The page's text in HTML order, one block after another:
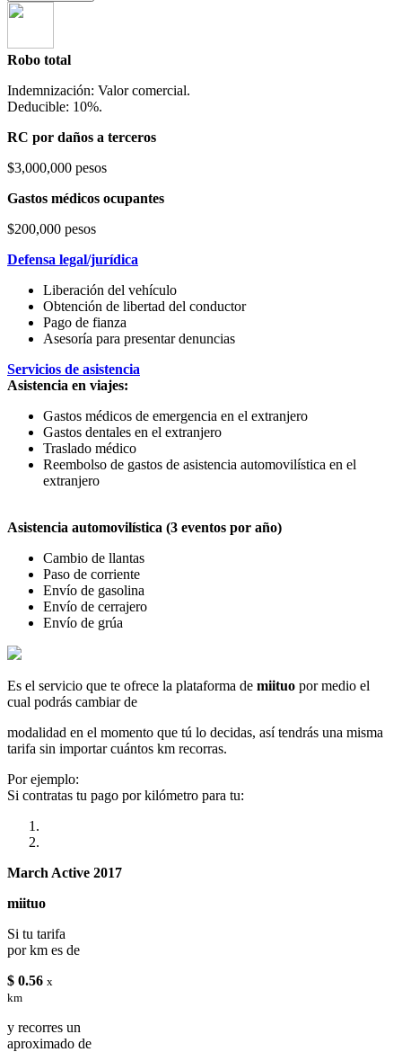
Robo total
Indemnización: Valor comercial.
Deducible: 10%.
RC por daños a terceros
$3,000,000 pesos
Gastos médicos ocupantes
$200,000 pesos
Defensa legal/jurídica
Liberación del vehículo
Obtención de libertad del conductor
Pago de fianza
Asesoría para presentar denuncias
Servicios de asistencia
Asistencia en viajes:
Gastos médicos de emergencia en el extranjero
Gastos dentales en el extranjero
Traslado médico
Reembolso de gastos de asistencia automovilística en el
extranjero
Asistencia automovilística (3 eventos por año)
Cambio de llantas
Paso de corriente
Envío de gasolina
Envío de cerrajero
Envío de grúa
Es el servicio que te ofrece la plataforma de miituo por medio el
cual podrás cambiar de
modalidad en el momento que tú lo decidas, así tendrás una misma
tarifa sin importar cuántos km recorras.
Por ejemplo:
Si contratas tu pago por kilómetro para tu:
March Active 2017
miituo
Si tu tarifa
por km es de
$ 0.56 x
km
y recorres un
aproximado de